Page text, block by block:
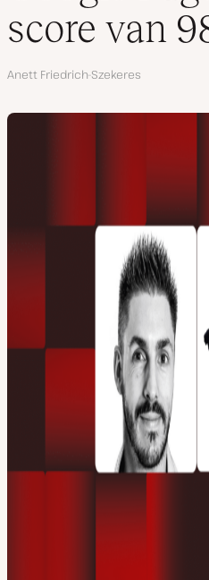
score van
Auteur
Anett Friedrich-Szekeres